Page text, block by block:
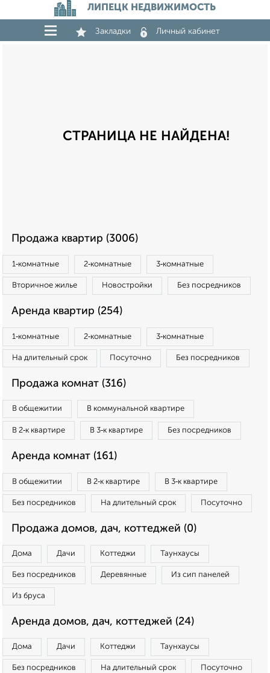
ЛИПЕЦК НЕДВИЖИМОСТЬ
Закладки Личный кабинет
СТРАНИЦА НЕ НАЙДЕНА!
Продажа квартир (3006)
1‑комнатные 2‑комнатные 3‑комнатные
Вторичное жилье Новостройки Без посредников
Аренда квартир (254)
1‑комнатные 2‑комнатные 3‑комнатные
На длительный срок Посуточно Без посредников
Продажа комнат (316)
В общежитии В коммунальной квартире
В 2‑к квартире В 3‑к квартире Без посредников
Аренда комнат (161)
В общежитии В 2‑к квартире В 3‑к квартире
Без посредников На длительный срок Посуточно
Продажа домов, дач, коттеджей (0)
Дома Дачи Коттеджи Таунхаусы
Без посредников Деревянные Из сип панелей
Из бруса
Аренда домов, дач, коттеджей (24)
Дома Дачи Коттеджи Таунхаусы
Без посредников На длительный срок Посуточно